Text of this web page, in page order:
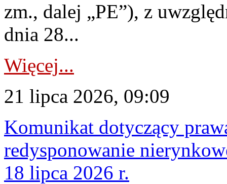
zm., dalej „PE”), z
dnia 28...
Więcej...
21 lipca 2026, 09:09
Komunikat dotyczący
redysponowanie
18 lipca 2026 r.